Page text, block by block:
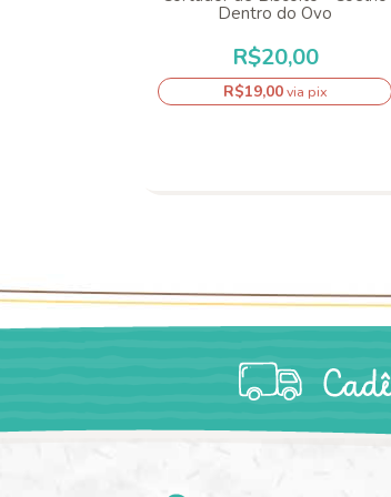
Dentro do Ovo
R$20,00
R$19,00via pix